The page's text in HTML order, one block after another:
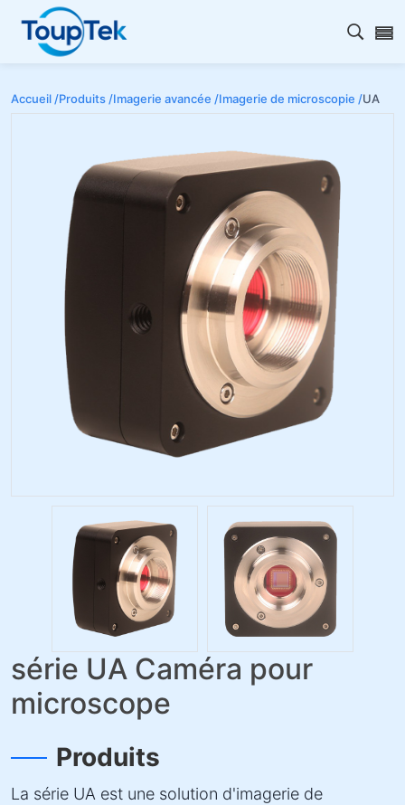
Ouvrir
Accueil /Produits /Imagerie avancée /Imagerie de microscopie /UA
série UA Caméra pour
microscope
Produits
La série UA est une solution d'imagerie de